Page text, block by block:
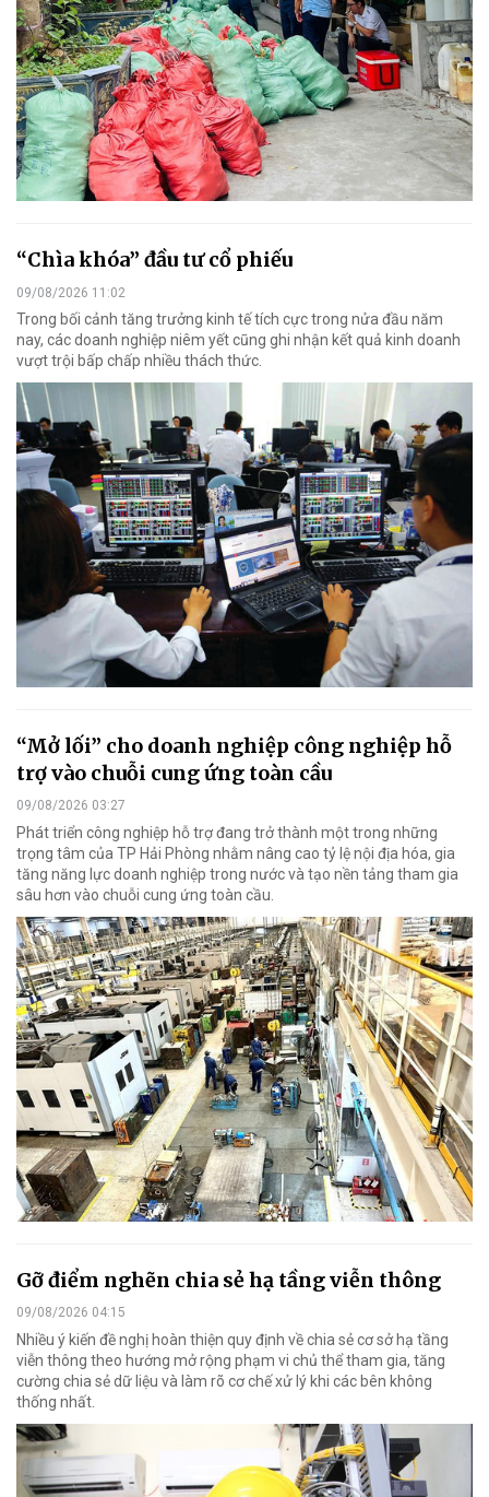
“Chìa khóa” đầu tư cổ phiếu
09/08/2026 11:02
Trong bối cảnh tăng trưởng kinh tế tích cực trong nửa đầu năm
nay, các doanh nghiệp niêm yết cũng ghi nhận kết quả kinh doanh
vượt trội bấp chấp nhiều thách thức.
“Mở lối” cho doanh nghiệp công nghiệp hỗ
trợ vào chuỗi cung ứng toàn cầu
09/08/2026 03:27
Phát triển công nghiệp hỗ trợ đang trở thành một trong những
trọng tâm của TP Hải Phòng nhằm nâng cao tỷ lệ nội địa hóa, gia
tăng năng lực doanh nghiệp trong nước và tạo nền tảng tham gia
sâu hơn vào chuỗi cung ứng toàn cầu.
Gỡ điểm nghẽn chia sẻ hạ tầng viễn thông
09/08/2026 04:15
Nhiều ý kiến đề nghị hoàn thiện quy định về chia sẻ cơ sở hạ tầng
viễn thông theo hướng mở rộng phạm vi chủ thể tham gia, tăng
cường chia sẻ dữ liệu và làm rõ cơ chế xử lý khi các bên không
thống nhất.